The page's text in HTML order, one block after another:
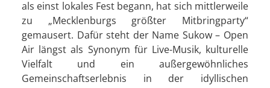
als einst lokales Fest begann, hat sich mittlerweile
zu „Mecklenburgs größter Mitbringparty“
gemausert. Dafür steht der Name Sukow – Open
Air längst als Synonym für Live-Musik, kulturelle
Vielfalt und ein außergewöhnliches
Gemeinschaftserlebnis in der idyllischen